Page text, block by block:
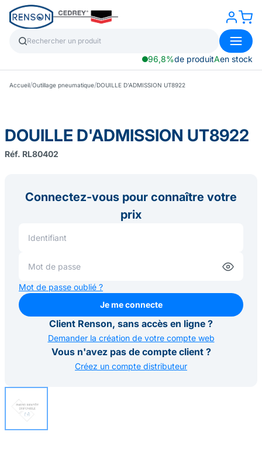
96,8%de produitAen stock
Accueil/Outillage pneumatique/DOUILLE D'ADMISSION UT8922
DOUILLE D'ADMISSION UT8922
Réf. RL80402
Connectez-vous pour connaître votre
prix
Mot de passe oublié ?
Je me connecte
Je me connecte
Client Renson, sans accès en ligne ?
Demander la création de votre compte web
Vous n'avez pas de compte client ?
Créez un compte distributeur